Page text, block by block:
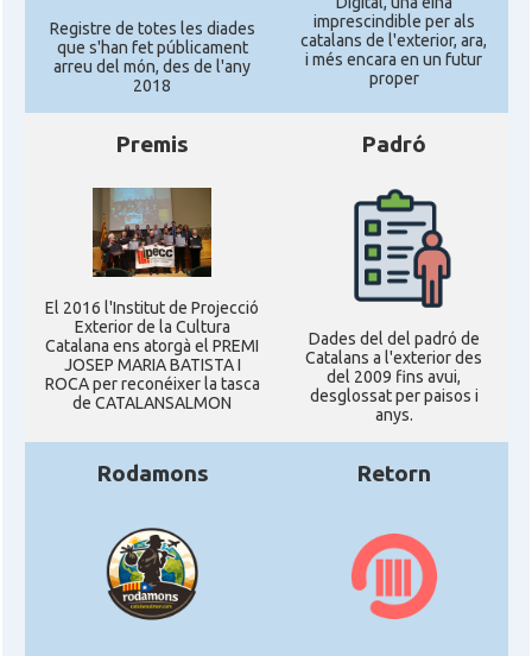
Registre de totes les diades
que s'han fet públicament
arreu del món, des de l'any
2018
imprescindible per als
catalans de l'exterior, ara,
i més encara en un futur
proper
Premis
El 2016 l'Institut de Projecció
Exterior de la Cultura
Catalana ens atorgà el PREMI
JOSEP MARIA BATISTA I
ROCA per reconéixer la tasca
de CATALANSALMON
Padró
Dades del del padró de
Catalans a l'exterior des
del 2009 fins avui,
desglossat per paisos i
anys.
Rodamons Retorn